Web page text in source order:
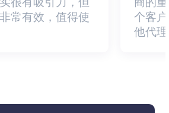
常有效，值得使
个客
他代